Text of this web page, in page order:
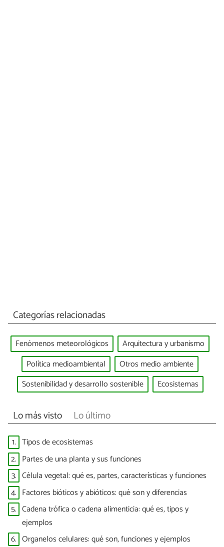
Categorías relacionadas
Fenómenos meteorológicos
Arquitectura y urbanismo
Política medioambiental
Otros medio ambiente
Sostenibilidad y desarrollo sostenible
Ecosistemas
Lo más visto Lo último
1. Tipos de ecosistemas
2. Partes de una planta y sus funciones
3. Célula vegetal: qué es, partes, características y funciones
4. Factores bióticos y abióticos: qué son y diferencias
5. Cadena trófica o cadena alimenticia: qué es, tipos y
ejemplos
6. Organelos celulares: qué son, funciones y ejemplos